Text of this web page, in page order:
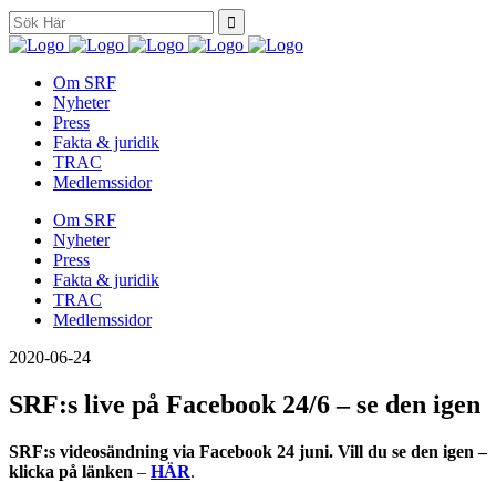
Search
for:
Om SRF
Nyheter
Press
Fakta & juridik
TRAC
Medlemssidor
Om SRF
Nyheter
Press
Fakta & juridik
TRAC
Medlemssidor
2020-06-24
SRF:s live på Facebook 24/6 – se den igen
SRF:s videosändning via Facebook 24 juni. Vill du se den igen –
klicka på länken – HÄR.